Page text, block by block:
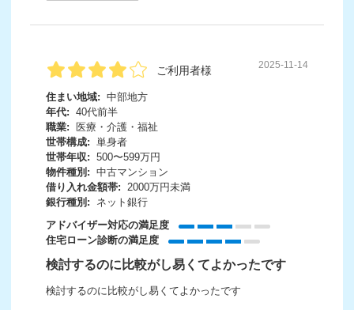
ご利用者様 2025-11-14
住まい地域: 中部地方
年代: 40代前半
職業: 医療・介護・福祉
世帯構成: 単身者
世帯年収: 500〜599万円
物件種別: 中古マンション
借り入れ金額帯:
2000万円未満
銀行種別:
ネット銀行
アドバイザー対応の満足度
住宅ローン診断の満足度
検討するのに比較がし易くてよかったです
検討するのに比較がし易くてよかったです